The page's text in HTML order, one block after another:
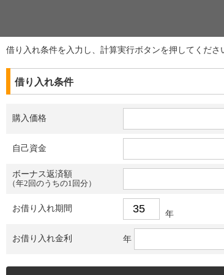
借り入れ条件を入力し、計算実行ボタンを押してくださ
借り入れ条件
購入価格
自己資金
ボーナス返済額
（年2回のうちの1回分）
お借り入れ期間
年
お借り入れ金利 年